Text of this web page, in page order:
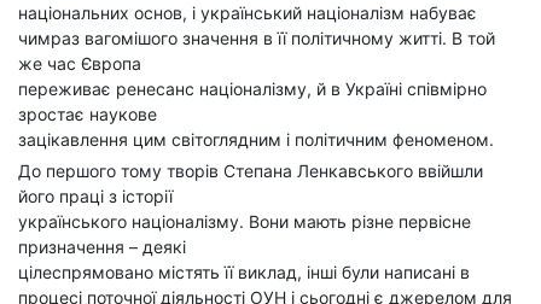
національних основ, і український націоналізм набуває
чимраз вагомішого значення в її політичному житті. В той
же час Європа
переживає ренесанс націоналізму, й в Україні співмірно
зростає наукове
зацікавлення цим світоглядним і політичним феноменом.
До першого тому творів Степана Ленкавського ввійшли
його праці з історії
українського націоналізму. Вони мають різне первісне
призначення – деякі
цілеспрямовано містять її виклад, інші були написані в
процесі поточної діяльності ОУН і сьогодні є джерелом для